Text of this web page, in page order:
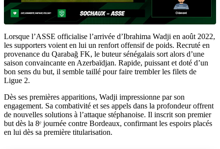
Lorsque l’ASSE officialise l’arrivée d’Ibrahima Wadji en août 2022,
les supporters voient en lui un renfort offensif de poids. Recruté en
provenance du Qarabağ FK, le buteur sénégalais sort alors d’une
saison convaincante en Azerbaïdjan. Rapide, puissant et doté d’un
bon sens du but, il semble taillé pour faire trembler les filets de
Ligue 2.
Dès ses premières apparitions, Wadji impressionne par son
engagement. Sa combativité et ses appels dans la profondeur offrent
de nouvelles solutions à l’attaque stéphanoise. Il inscrit son premier
but dès la 8ᵉ journée contre Bordeaux, confirmant les espoirs placés
en lui dès sa première titularisation.